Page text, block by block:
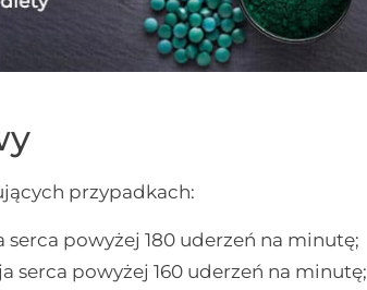
przypadkach:
serca powyżej 180 uderzeń na minutę;
serca powyżej 160 uderzeń na minutę;